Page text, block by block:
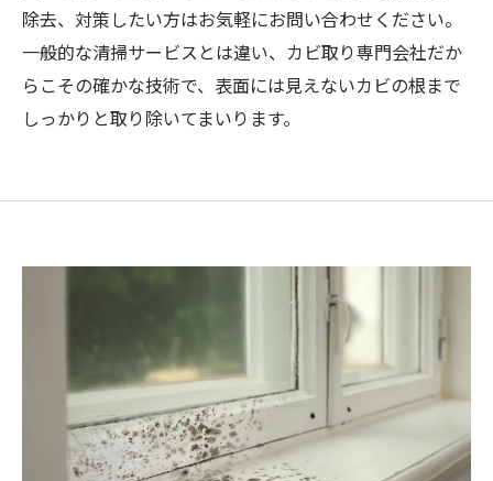
除去、対策したい方はお気軽にお問い合わせください。
一般的な清掃サービスとは違い、カビ取り専門会社だか
らこその確かな技術で、表面には見えないカビの根まで
しっかりと取り除いてまいります。